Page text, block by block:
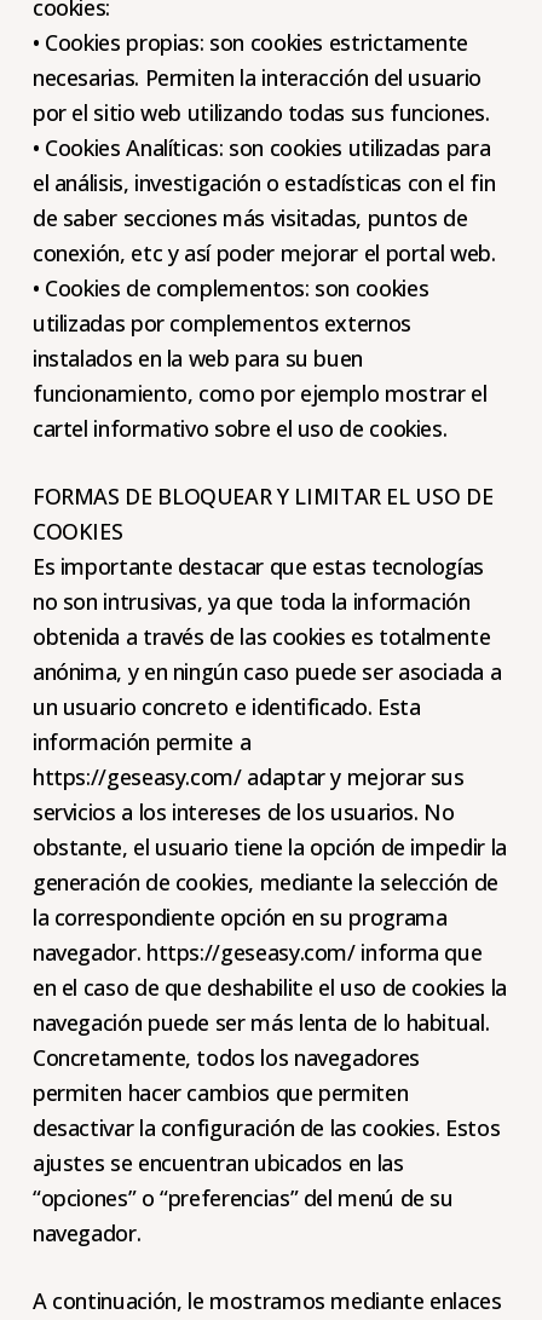
cookies:
• Cookies propias: son cookies estrictamente
necesarias. Permiten la interacción del usuario
por el sitio web utilizando todas sus funciones.
• Cookies Analíticas: son cookies utilizadas para
el análisis, investigación o estadísticas con el fin
de saber secciones más visitadas, puntos de
conexión, etc y así poder mejorar el portal web.
• Cookies de complementos: son cookies
utilizadas por complementos externos
instalados en la web para su buen
funcionamiento, como por ejemplo mostrar el
cartel informativo sobre el uso de cookies.
FORMAS DE BLOQUEAR Y LIMITAR EL USO DE
COOKIES
Es importante destacar que estas tecnologías
no son intrusivas, ya que toda la información
obtenida a través de las cookies es totalmente
anónima, y en ningún caso puede ser asociada a
un usuario concreto e identificado. Esta
información permite a
https://geseasy.com/ adaptar y mejorar sus
servicios a los intereses de los usuarios. No
obstante, el usuario tiene la opción de impedir la
generación de cookies, mediante la selección de
la correspondiente opción en su programa
navegador. https://geseasy.com/ informa que
en el caso de que deshabilite el uso de cookies la
navegación puede ser más lenta de lo habitual.
Concretamente, todos los navegadores
permiten hacer cambios que permiten
desactivar la configuración de las cookies. Estos
ajustes se encuentran ubicados en las
“opciones” o “preferencias” del menú de su
navegador.
A continuación, le mostramos mediante enlaces